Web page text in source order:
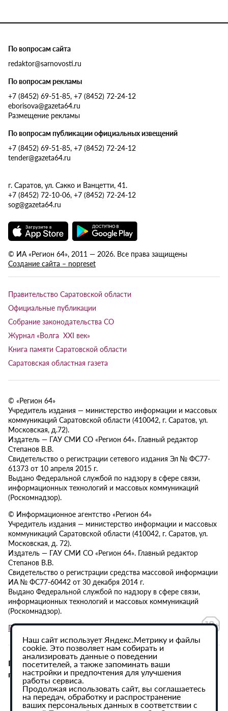
По вопросам сайта
redaktor@sarnovosti.ru
По вопросам рекламы
+7 (8452) 69-51-85, +7 (8452) 72-24-12
eborisova@gazeta64.ru
Размещение рекламы
По вопросам публикации официальных извещений
+7 (8452) 69-51-85, +7 (8452) 72-24-12
tender@gazeta64.ru
г. Саратов, ул. Сакко и Ванцетти, 41.
+7 (8452) 72-10-06, +7 (8452) 72-24-12
sog@gazeta64.ru
© ИА «Регион 64», 2011 — 2026. Все права защищены
Создание сайта – nopreset
Правительство Саратовской области
Официальные публикации
Собрание законодательства СО
Журнал «Волга XXI век»
Книга памяти Саратовской области
Саратовская областная газета
© «Регион 64»
Учредитель издания — министерство информации и массовых
коммуникаций Саратовской области (410042, г. Саратов, ул.
Московская, д.72).
Издатель — ГАУ СМИ СО «Регион 64». Главный редактор
Степанов В.В.
Свидетельство о регистрации сетевого издания Эл № ФС77-
61373 от 10 апреля 2015 г.
Выдано Федеральной службой по надзору в сфере связи,
информационных технологий и массовых коммуникаций
(Роскомнадзор).
© Информационное агентство «Регион 64»
Учредитель издания — министерство информации и массовых
коммуникаций Саратовской области (410042, г. Саратов, ул.
Московская, д. 72).
Издатель — ГАУ СМИ СО «Регион 64». Главный редактор
Степанов В.В.
Свидетельство о регистрации средства массовой информации
ИА № ФС77-60442 от 30 декабря 2014 г.
Выдано Федеральной службой по надзору в сфере связи,
информационных технологий и массовых коммуникаций
(Роскомнадзор).
Политика в отношении обработки персональных данных
При использовании материалов сайта активная
гиперссылка на ИА «Регион 64» обязательна.
Наш сайт использует Яндекс.Метрику и файлы
cookie. Это позволяет нам собирать и
анализировать данные о поведении
посетителей, а также запоминать ваши
настройки и предпочтения для улучшения
работы сервиса.
Продолжая использовать сайт, вы соглашаетесь
на передач, обработку и распространение
ваших персональных данных в соответствии с